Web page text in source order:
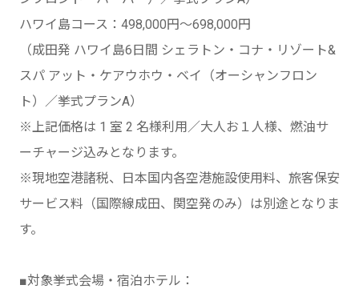
ハワイ島コース：498,000円～698,000円
（成田発 ハワイ島6日間 シェラトン・コナ・リゾート&
スパ アット・ケアウホウ・ベイ（オーシャンフロン
ト）／挙式プランA）
※上記価格は 1 室 2 名様利用／大人お１人様、燃油サ
ーチャージ込みとなります。
※現地空港諸税、日本国内各空港施設使用料、旅客保安
サービス料（国際線成田、関空発のみ）は別途となりま
す。
■対象挙式会場・宿泊ホテル：